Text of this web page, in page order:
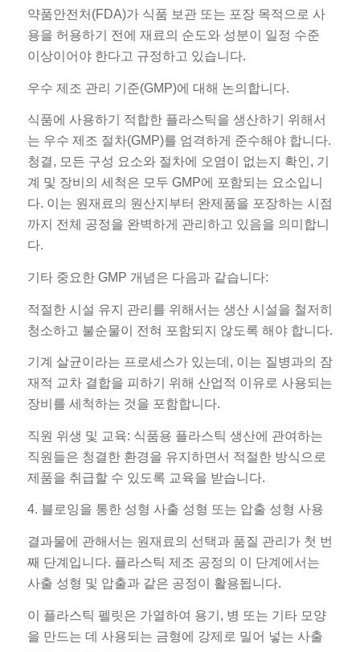
약품안전처(FDA)가 식품 보관 또는 포장 목적으로 사
용을 허용하기 전에 재료의 순도와 성분이 일정 수준
이상이어야 한다고 규정하고 있습니다.
우수 제조 관리 기준(GMP)에 대해 논의합니다.
식품에 사용하기 적합한 플라스틱을 생산하기 위해서
는 우수 제조 절차(GMP)를 엄격하게 준수해야 합니다.
청결, 모든 구성 요소와 절차에 오염이 없는지 확인, 기
계 및 장비의 세척은 모두 GMP에 포함되는 요소입니
다. 이는 원재료의 원산지부터 완제품을 포장하는 시점
까지 전체 공정을 완벽하게 관리하고 있음을 의미합니
다.
기타 중요한 GMP 개념은 다음과 같습니다:
적절한 시설 유지 관리를 위해서는 생산 시설을 철저히
청소하고 불순물이 전혀 포함되지 않도록 해야 합니다.
기계 살균이라는 프로세스가 있는데, 이는 질병과의 잠
재적 교차 결합을 피하기 위해 산업적 이유로 사용되는
장비를 세척하는 것을 포함합니다.
직원 위생 및 교육: 식품용 플라스틱 생산에 관여하는
직원들은 청결한 환경을 유지하면서 적절한 방식으로
제품을 취급할 수 있도록 교육을 받습니다.
4. 블로잉을 통한 성형 사출 성형 또는 압출 성형 사용
결과물에 관해서는 원재료의 선택과 품질 관리가 첫 번
째 단계입니다. 플라스틱 제조 공정의 이 단계에서는
사출 성형 및 압출과 같은 공정이 활용됩니다.
이 플라스틱 펠릿은 가열하여 용기, 병 또는 기타 모양
을 만드는 데 사용되는 금형에 강제로 밀어 넣는 사출